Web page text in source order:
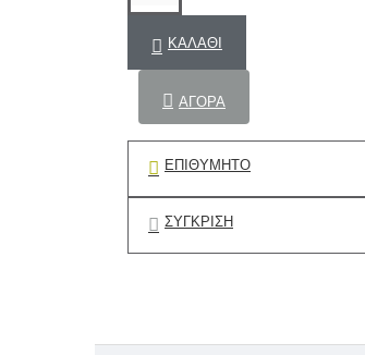
ΚΑΛΆΘΙ
ΑΓΟΡΆ
ΕΠΙΘΥΜΗΤΌ
ΣΎΓΚΡΙΣΗ